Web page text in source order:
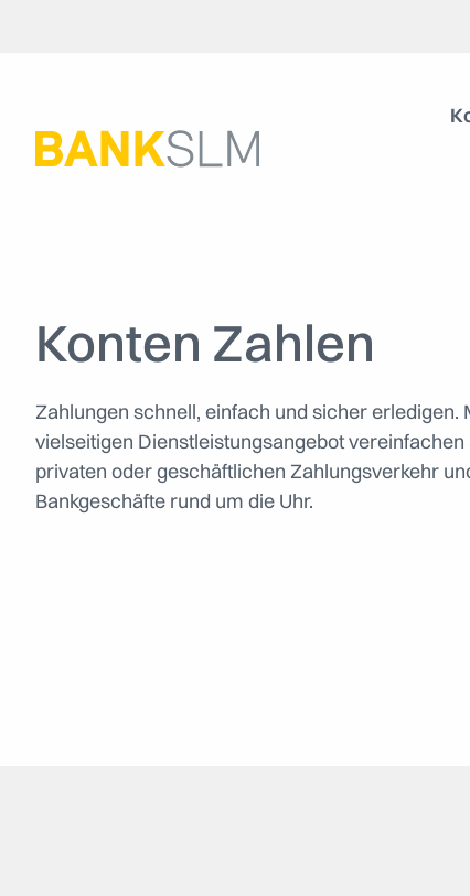
Konten Zahlen
Zahlungen schnell, einfach und sicher erledigen.
vielseitigen Dienstleistungsangebot vereinfachen
privaten oder geschäftlichen Zahlungsverkehr
Bankgeschäfte rund um die Uhr.